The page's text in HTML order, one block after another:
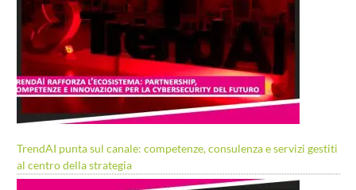
TrendAI punta sul canale: competenze, consulenza e servizi gestiti
al centro della strategia